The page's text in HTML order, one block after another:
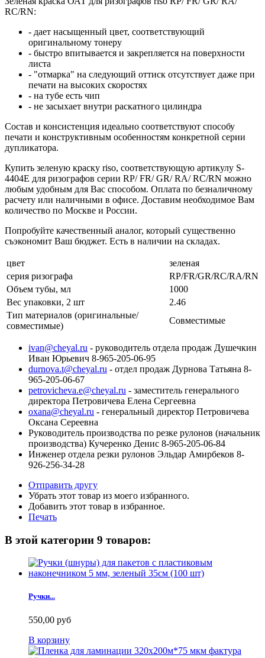
RC/RN:
- дает насыщенный цвет, соответствующий
оригинальному тонеру
- быстро впитывается и закрепляется на поверхности
листа
- "отмарка" на следующий оттиск отсутствует даже при
печати на высоких скоростях
- на тубе есть чип
- не засыхает внутри раскатного цилиндра
Состав и консистенция идеально соответствуют способу
печати и конструктивным особенностям конкретной серии
дупликатора.
Купить зеленую краску riso, соответствующую артикулу S-
4404E для ризографов серии RP/ FR/ GR/ RA/ RC/RN можно
любым удобным для Вас способом. Оплата по безналичному
расчету или наличными в офисе. Доставим необходимое Вам
количество по Москве и России.
Попробуйте качественный аналог, который существенно
съэкономит Ваш бюджет. Есть в наличии на складах.
цвет
зеленая
серия ризографа
RP/FR/GR/RC/RA/RN
Объем тубы, мл
1000
Вес упаковки, 2 шт
2.46
Тип материалов (оригинальные/
совместимые)
Совместимые
ivan@cheyal.ru - руководитель отдела продаж Душечкин
Иван Юрьевич 8-965-205-06-95
durnova.t@cheyal.ru - отдел продаж Дурнова Татьяна 8-
965-205-06-67
petrovicheva.e@cheyal.ru - заместитель генерального
директора Петровичева Елена Сергеевна
oxana@cheyal.ru - генеральный директор Петровичева
Оксана Сереевна
Руководитель производства по резке рулонов (начальник
производства) Кучеренко Денис 8-965-205-06-84
Инженер отдела резки рулонов Эльдар Амирбеков 8-
926-256-34-28
Отправить другу
Убрать этот товар из моего избранного.
Добавить этот товар в избранное.
Печать
В этой категории 9 товаров:
Ручки...
550,00 руб
В корзину